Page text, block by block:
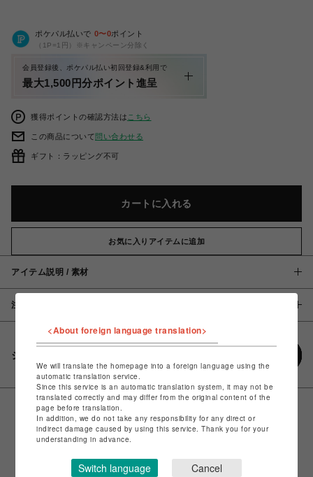
ポケパル払いで 0〜0ポイント
（1P=1円）※キャンペーン分除く
会員登録後、ポケパル払い初回登録&利用で
最大1,500円分ポイント進呈
獲得ポイントの確認方法は こちら
この商品について問い合わせる
ギフト：ラッピング不可
カートに入れる
お気に入りアイテムに追加
アイテム説明 / 素材
注意事項
シェアする
<About foreign language translation>
We will translate the homepage into a foreign language using the
automatic translation service.
Since this service is an automatic translation system, it may not be
translated correctly and may differ from the original content of the
page before translation.
In addition, we do not take any responsibility for any direct or
indirect damage caused by using this service. Thank you for your
understanding in advance.
Switch language Cancel